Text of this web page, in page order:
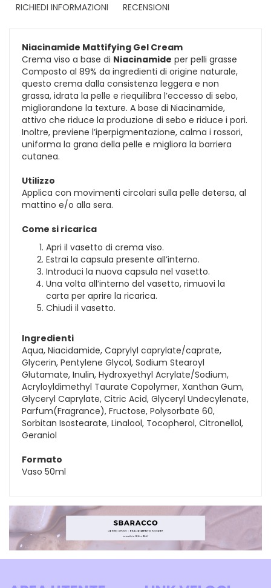
RICHIEDI INFORMAZIONI
RECENSIONI
Niacinamide Mattifying Gel Cream
Crema viso a base di Niacinamide per pelli grasse
Composto al 89% da ingredienti di origine naturale,
questo crema dalla consistenza leggera e non
grassa, idrata la pelle e riequilibra l’eccesso di sebo,
migliorandone la texture. A base di Niacinamide,
attivo che riduce la produzione di sebo e riduce i pori.
Inoltre, previene l’iperpigmentazione, calma i rossori,
uniforma la grana della pelle e migliora la barriera
cutanea.
Utilizzo
Applica con movimenti circolari sulla pelle detersa, al
mattino e/o alla sera.
Come si ricarica
Apri il vasetto di crema viso.
Estrai la capsula presente all’interno.
Introduci la nuova capsula nel vasetto.
Una volta all’interno del vasetto, rimuovi la
carta per aprire la ricarica.
Chiudi il vasetto.
Ingredienti
Aqua, Niacidamide, Caprylyl caprylate/caprate,
Glycerin, Pentylene Glycol, Sodium Stearoyl
Glutamate, Inulin, Hydroxyethyl Acrylate/Sodium,
Acryloyldimethyl Taurate Copolymer, Xanthan Gum,
Glyceryl Caprylate, Citric Acid, Glyceryl Undecylenate,
Parfum(Fragrance), Fructose, Polysorbate 60,
Sorbitan Isostearate, Linalool, Tocopherol, Citronellol,
Geraniol
Formato
Vaso 50ml